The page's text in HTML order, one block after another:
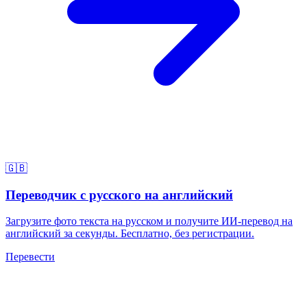
🇬🇧
Переводчик с русского на английский
Загрузите фото текста на русском и получите ИИ-перевод на
английский за секунды. Бесплатно, без регистрации.
Перевести